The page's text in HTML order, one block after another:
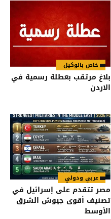
خاص بالوكيل
بلاغ مرتقب بعطلة رسمية في
الاردن
عربي ودولي
مصر تتقدم على إسرائيل في
تصنيف أقوى جيوش الشرق
الأوسط